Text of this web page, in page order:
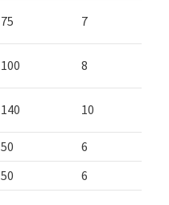
75 7
100 8
140 10
50
6
50 6